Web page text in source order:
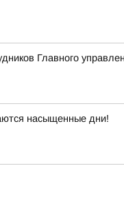
Главного
насыщенные дни!